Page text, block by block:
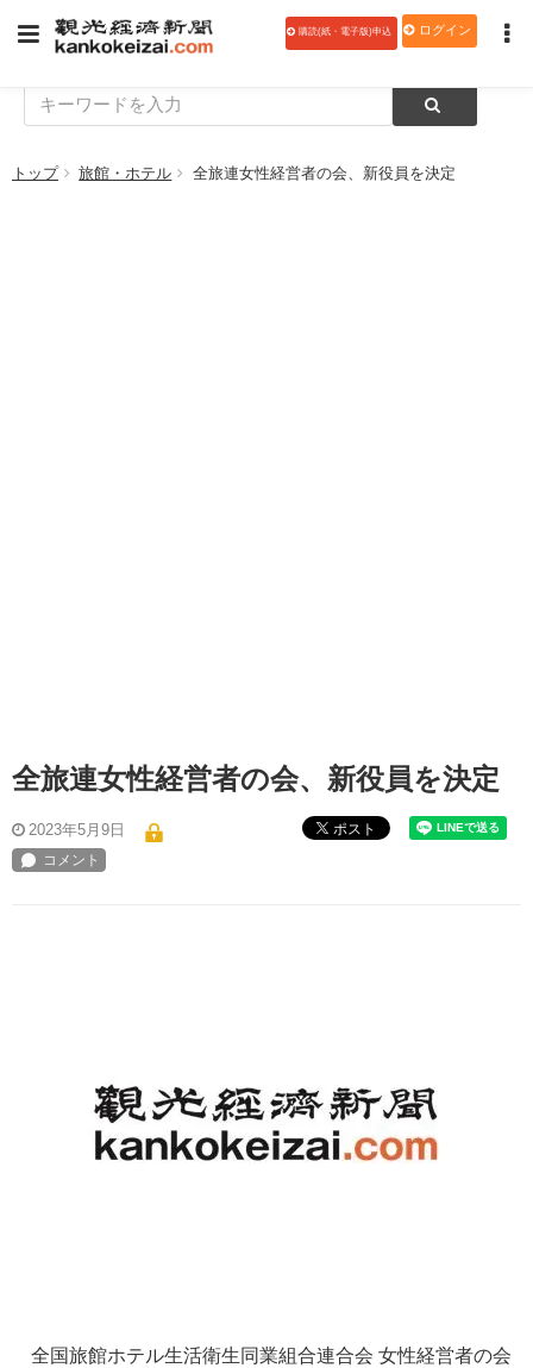
購読(紙・電子版)申込 ログイン
トップ 旅館・ホテル 全旅連女性経営者の会、新役員を決定
全旅連女性経営者の会、新役員を決定
2023年5月9日 ポスト
全国旅館ホテル生活衛生同業組合連合会 女性経営者の会